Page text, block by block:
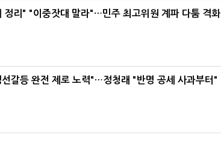
정리" "이중잣대 말라"…민주 최고위원 계파 다툼 격화
선갈등 완전 제로 노력"…정청래 "반명 공세 사과부터"